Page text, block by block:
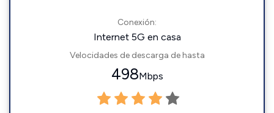
Conexión:
Internet 5G en casa
Velocidades de descarga de hasta
498Mbps